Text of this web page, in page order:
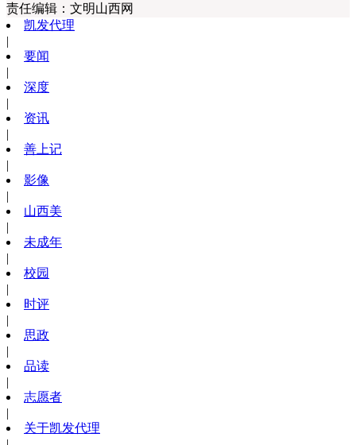
责任编辑： 文明山西网
凯发代理
|
要闻
|
深度
|
资讯
|
善上记
|
影像
|
山西美
|
未成年
|
校园
|
时评
|
思政
|
品读
|
志愿者
|
关于凯发代理